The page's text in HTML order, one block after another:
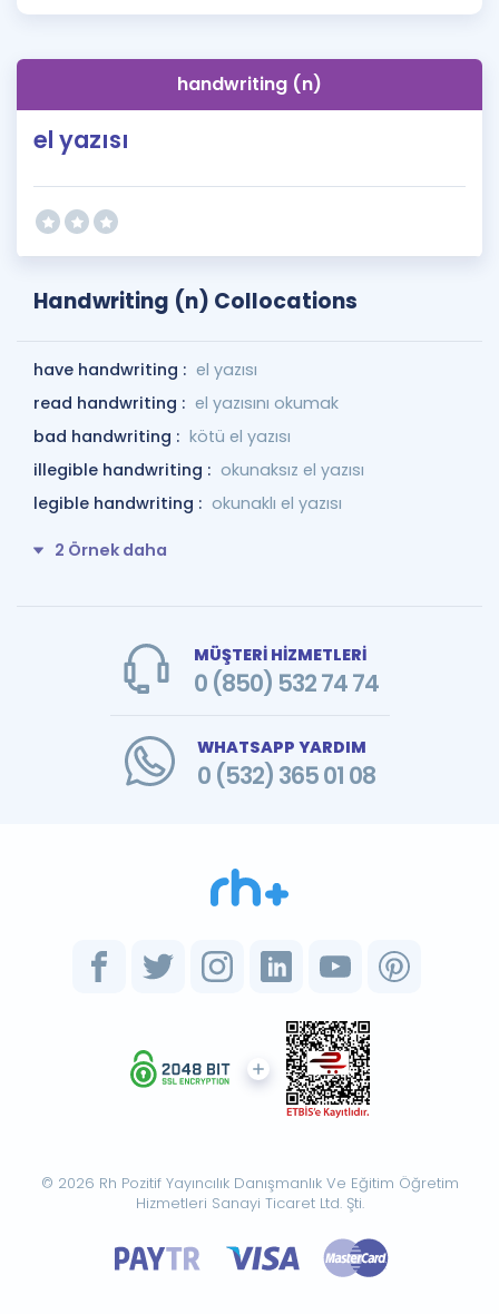
İngilizce Gramerhandwriting (n)
el yazısı
Handwriting (n) Collocations
have handwriting : el yazısı
read handwriting : el yazısını okumak
bad handwriting : kötü el yazısı
illegible handwriting : okunaksız el yazısı
legible handwriting : okunaklı el yazısı
2 Örnek daha
MÜŞTERİ HİZMETLERİ
0 (850) 532 74 74
WHATSAPP YARDIM
0 (532) 365 01 08
© 2026 Rh Pozitif Yayıncılık Danışmanlık Ve Eğitim Öğretim
Hizmetleri Sanayi Ticaret Ltd. Şti.